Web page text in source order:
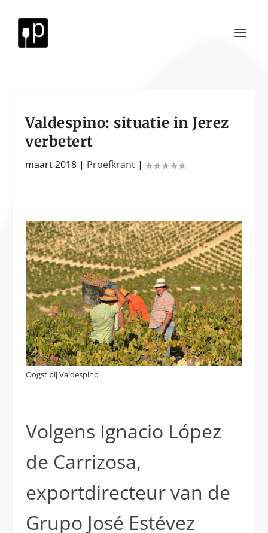
Valdespino: situatie in Jerez
verbetert
maart 2018 | Proefkrant |
Oogst bij Valdespino
Volgens Ignacio López
de Carrizosa,
exportdirecteur van de
Grupo José Estévez